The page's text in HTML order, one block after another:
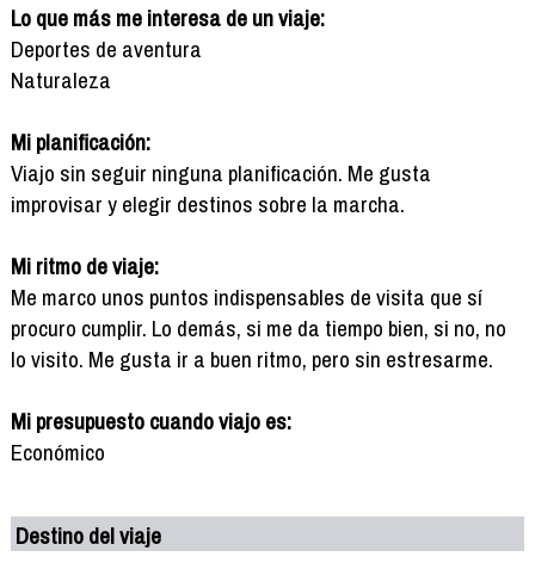
Lo que más me interesa de un viaje:
Deportes de aventura
Naturaleza
Mi planificación:
Viajo sin seguir ninguna planificación. Me gusta
improvisar y elegir destinos sobre la marcha.
Mi ritmo de viaje:
Me marco unos puntos indispensables de visita que sí
procuro cumplir. Lo demás, si me da tiempo bien, si no, no
lo visito. Me gusta ir a buen ritmo, pero sin estresarme.
Mi presupuesto cuando viajo es:
Económico
Destino del viaje